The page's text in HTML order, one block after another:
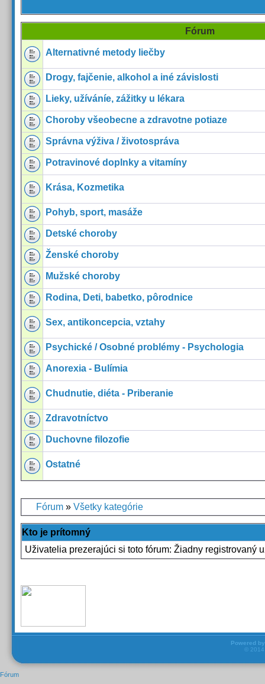
Fórum
Alternativné metody liečby
Drogy, fajčenie, alkohol a iné závislosti
Lieky, užíváníe, zážitky u lékara
Choroby všeobecne a zdravotne potiaze
Správna výživa / životospráva
Potravinové doplnky a vitamíny
Krása, Kozmetika
Pohyb, sport, masáže
Detské choroby
Ženské choroby
Mužské choroby
Rodina, Deti, babetko, pôrodnice
Sex, antikoncepcia, vztahy
Psychické / Osobné problémy - Psychologia
Anorexia - Bulímia
Chudnutie, diéta - Priberanie
Zdravotníctvo
Duchovne filozofie
Ostatné
Fórum » Všetky kategórie
Kto je prítomný
Uživatelia prezerajúci si toto fórum: Žiadny registrovaný
Powered by
©
Fórum